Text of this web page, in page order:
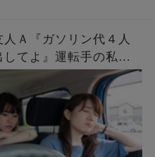
Ａ『ガソリン代４人
てよ』運転手の私
は私の車に乗せない、
→すると・・・